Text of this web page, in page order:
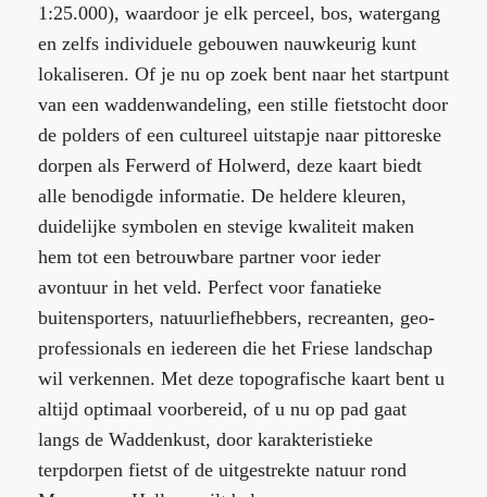
1:25.000), waardoor je elk perceel, bos, watergang
en zelfs individuele gebouwen nauwkeurig kunt
lokaliseren. Of je nu op zoek bent naar het startpunt
van een waddenwandeling, een stille fietstocht door
de polders of een cultureel uitstapje naar pittoreske
dorpen als Ferwerd of Holwerd, deze kaart biedt
alle benodigde informatie. De heldere kleuren,
duidelijke symbolen en stevige kwaliteit maken
hem tot een betrouwbare partner voor ieder
avontuur in het veld. Perfect voor fanatieke
buitensporters, natuurliefhebbers, recreanten, geo-
professionals en iedereen die het Friese landschap
wil verkennen. Met deze topografische kaart bent u
altijd optimaal voorbereid, of u nu op pad gaat
langs de Waddenkust, door karakteristieke
terpdorpen fietst of de uitgestrekte natuur rond